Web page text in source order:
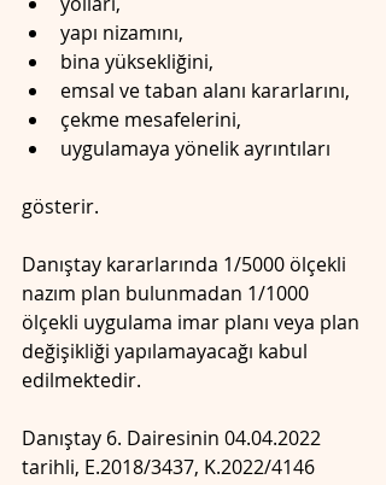
yapı nizamını,
bina yüksekliğini,
emsal ve taban alanı kararlarını,
çekme mesafelerini,
uygulamaya yönelik ayrıntıları
gösterir.
Danıştay kararlarında 1/5000 ölçekli
nazım plan bulunmadan 1/1000
ölçekli uygulama imar planı veya plan
değişikliği yapılamayacağı kabul
edilmektedir.
Danıştay 6. Dairesinin 04.04.2022
tarihli, E.2018/3437, K.2022/4146